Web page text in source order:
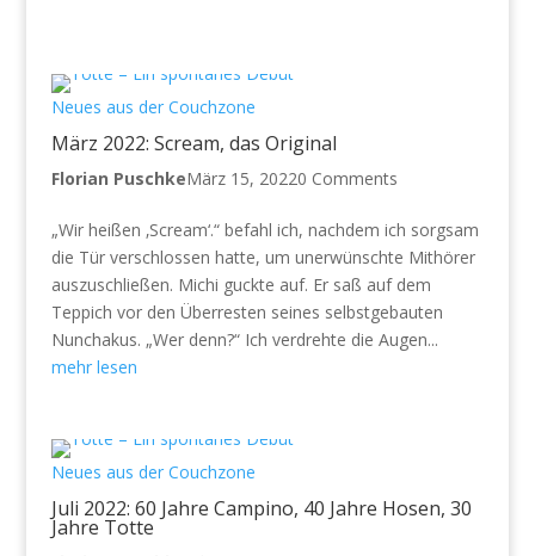
Neues aus der Couchzone
März 2022: Scream, das Original
Florian PuschkeMärz 15, 20220 Comments
„Wir heißen ‚Scream‘.“ befahl ich, nachdem ich sorgsam
die Tür verschlossen hatte, um unerwünschte Mithörer
auszuschließen. Michi guckte auf. Er saß auf dem
Teppich vor den Überresten seines selbstgebauten
Nunchakus. „Wer denn?“ Ich verdrehte die Augen...
mehr lesen
Neues aus der Couchzone
Juli 2022: 60 Jahre Campino, 40 Jahre Hosen, 30
Jahre Totte